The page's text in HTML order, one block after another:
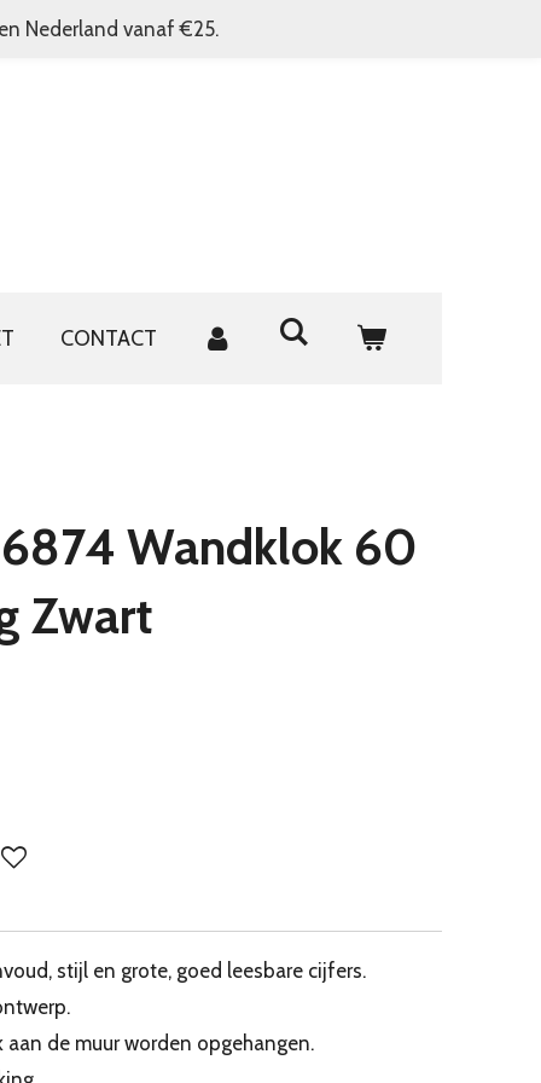
Nederland vanaf €25.
CONTACT
Wandklok 60
Zwart
stijl en grote, goed leesbare cijfers.
aan de muur worden opgehangen.